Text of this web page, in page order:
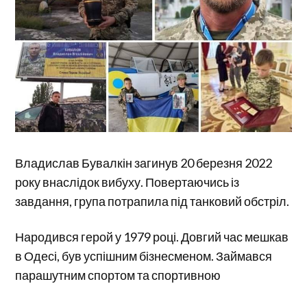
Владислав Бувалкін загинув 20 березня 2022
року внаслідок вибуху. Повертаючись із
завдання, група потрапила під танковий обстріл.
Народився герой у 1979 році. Довгий час мешкав
в Одесі, був успішним бізнесменом. Займався
парашутним спортом та спортивною